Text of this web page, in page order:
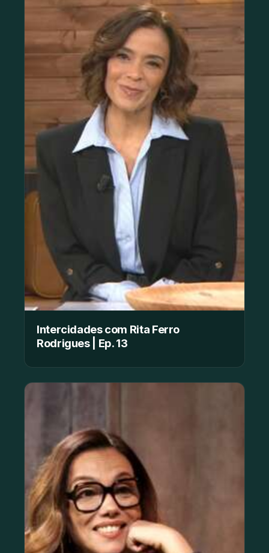
Intercidades com Rita Ferro
Rodrigues | Ep. 13